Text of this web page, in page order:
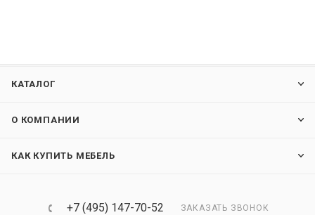
КАТАЛОГ
О КОМПАНИИ
КАК КУПИТЬ МЕБЕЛЬ
+7 (495) 147-70-52 ЗАКАЗАТЬ ЗВОНОК